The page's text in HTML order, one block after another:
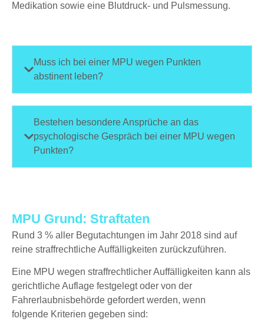
Medikation sowie eine Blutdruck- und Pulsmessung.
Muss ich bei einer MPU wegen Punkten
abstinent leben?
Bestehen besondere Ansprüche an das
psychologische Gespräch bei einer MPU wegen
Punkten?
MPU Grund: Straftaten
Rund 3 % aller Begutachtungen im Jahr 2018 sind auf
reine straffrechtliche Auffälligkeiten zurückzuführen.
Eine MPU wegen straffrechtlicher Auffälligkeiten kann als
gerichtliche Auflage festgelegt oder von der
Fahrerlaubnisbehörde gefordert werden, wenn
folgende Kriterien gegeben sind: